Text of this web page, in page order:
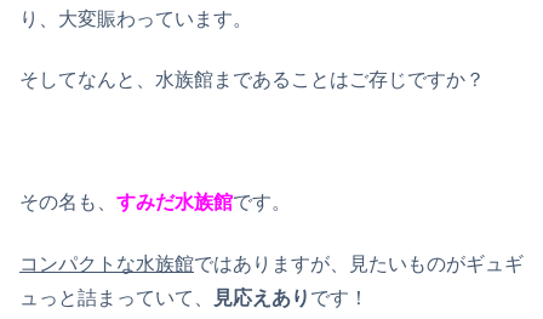
り、大変賑わっています。
そしてなんと、水族館まであることはご存じですか？
その名も、 すみだ水族館です。
コンパクトな水族館ではありますが、見たいものがギュギ
ュっと詰まっていて、
見応えあり です！